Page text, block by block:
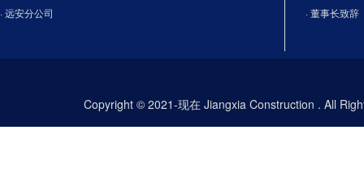
· 远安分公司
· 董事长致辞
Copyright © 2021-现在 Jiangxia Construction . All